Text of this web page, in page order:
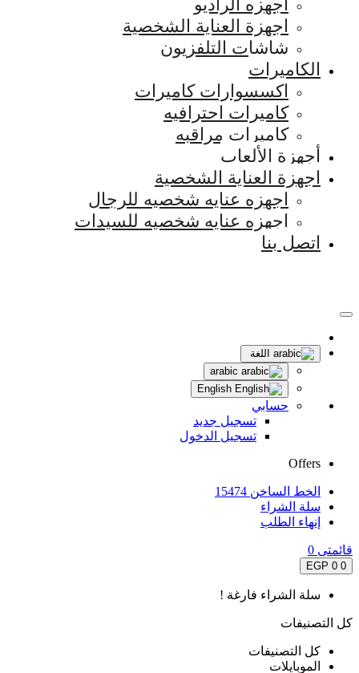
اجهزه الراديو
اجهزة العناية الشخصية
شاشات التلفزيون
الكاميرات
اكسسوارات كاميرات
كاميرات احترافيه
كاميرات مراقبه
أجهزة الألعاب
اجهزة العناية الشخصية
اجهزه عنايه شخصيه للرجال
اجهزه عنايه شخصيه للسيدات
اتصل بنا
اللغة
حسابي
تسجيل جديد
تسجيل الدخول
Offers
الخط الساخن 15474
سلة الشراء
إنهاء الطلب
قائمتى 0
0
0 EGP
سلة الشراء فارغة !
كل التصنيفات
كل التصنيفات
الموبايلات